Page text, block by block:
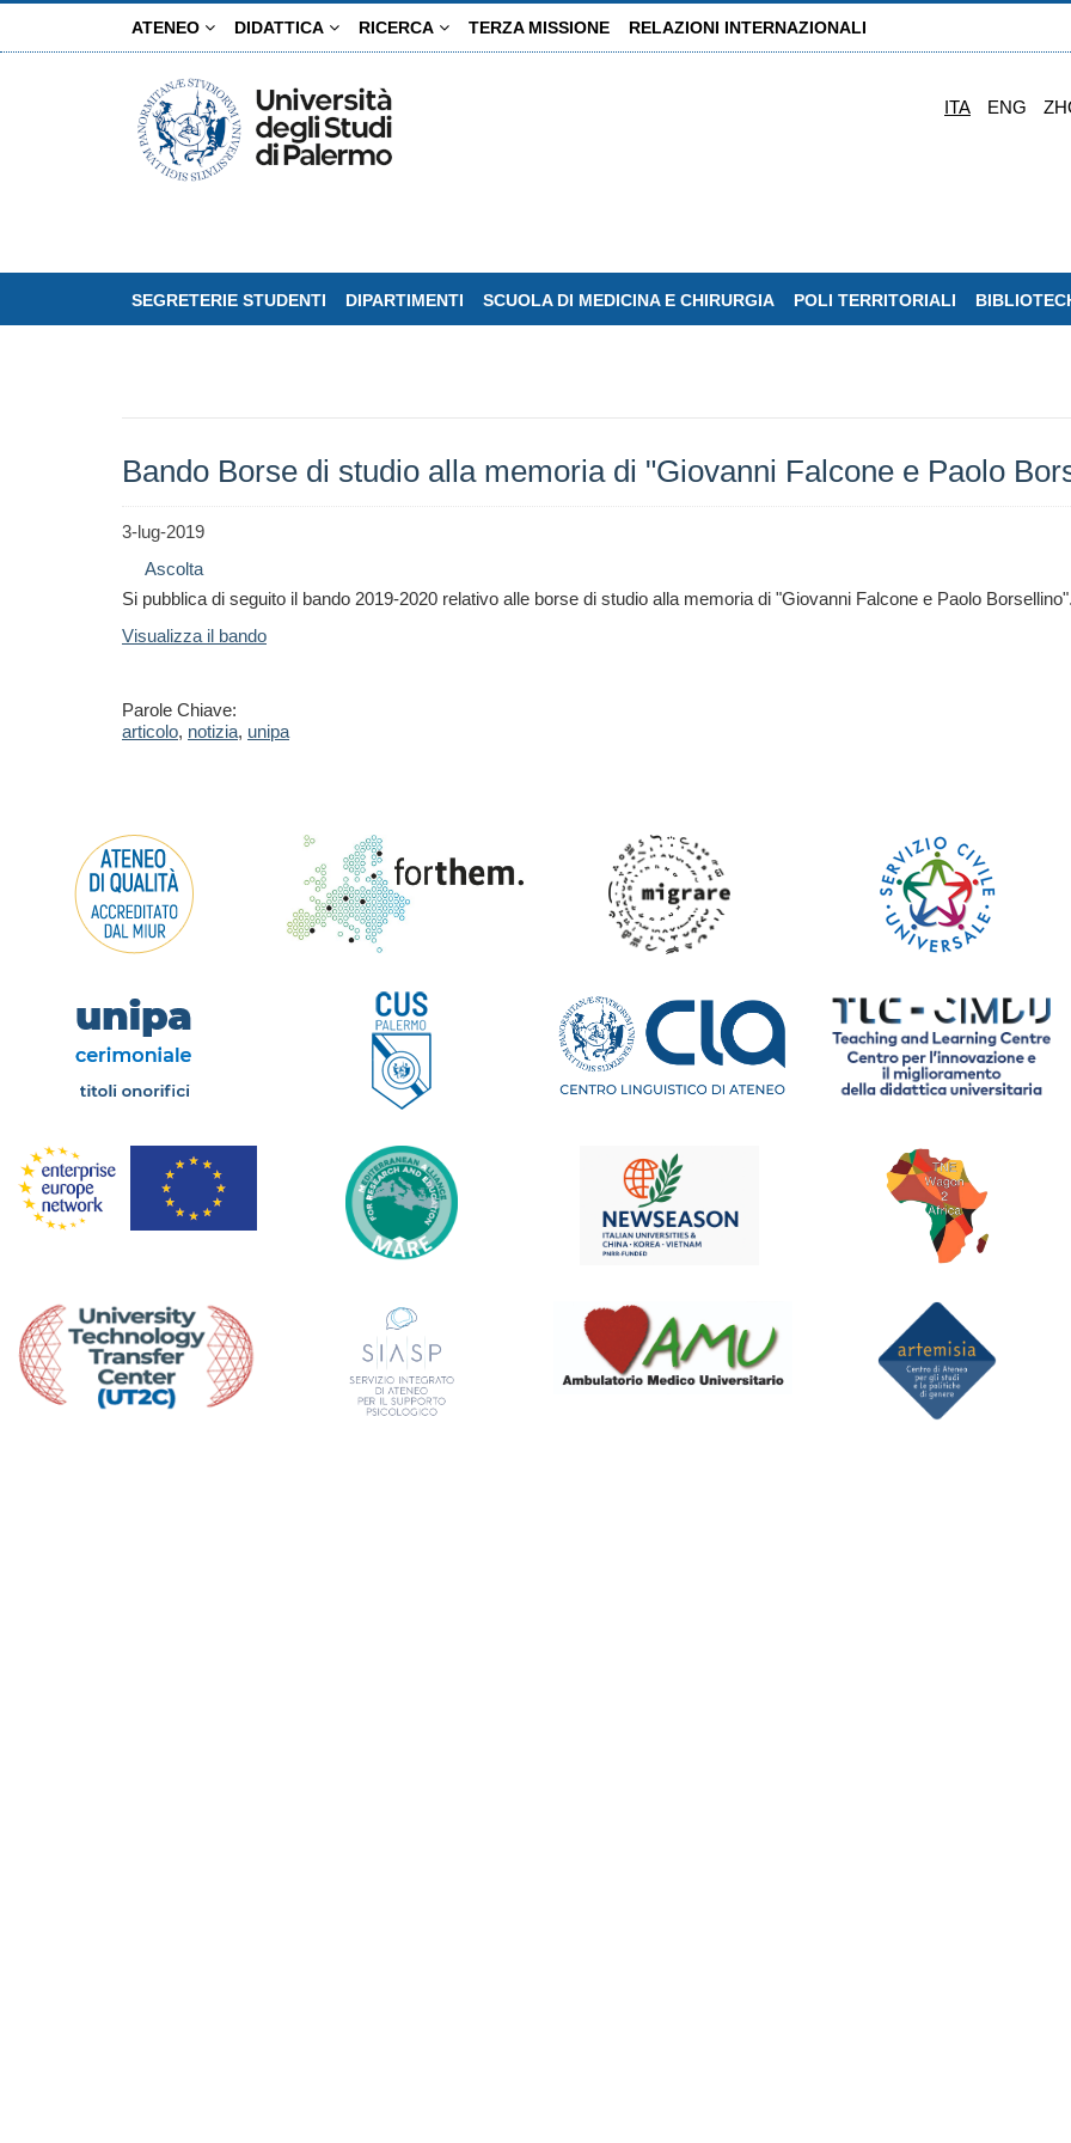
ATENEO DIDATTICA RICERCA TERZA MISSIONE RELAZIONI INTERNAZIONALI
ITA ENG
SEGRETERIE STUDENTI DIPARTIMENTI SCUOLA DI MEDICINA E CHIRURGIA POLI TERRITORIALI
Bando Borse di studio alla memoria di "Giovanni Falcone e Paolo
3-lug-2019
Ascolta
Si pubblica di seguito il bando 2019-2020 relativo alle borse di studio alla memoria di "Giovanni Falcone e Paolo Borsellino"
Visualizza il bando
Parole Chiave:
articolo, notizia, unipa